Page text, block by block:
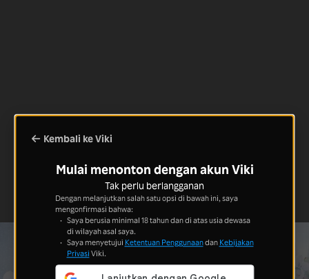
Kembali ke Viki
Mulai menonton dengan akun Viki
Tak perlu berlangganan
Dengan melanjutkan salah satu opsi di bawah ini, saya
mengonfirmasi bahwa:
Saya berusia minimal 18 tahun dan di atas usia dewasa
di wilayah asal saya.
Saya menyetujui Ketentuan Penggunaandan Kebijakan
Privasi Viki.